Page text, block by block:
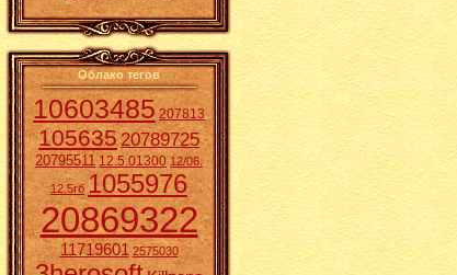
Облако тегов
10603485 207813
10563520789725
20795511 12.5.01300 12/06.
12.5гб 1055976
20869322
11719601 2575030